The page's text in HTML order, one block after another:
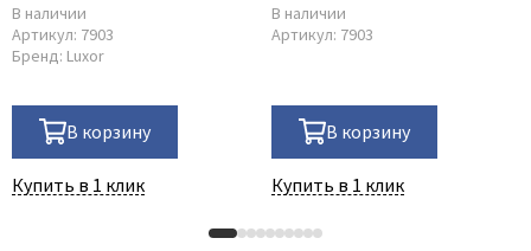
В наличии
Артикул: 7903
Бренд: Luxor
В корзину
Купить в 1 клик
В наличии
Артикул: 7903
В корзину
Купить в 1 клик